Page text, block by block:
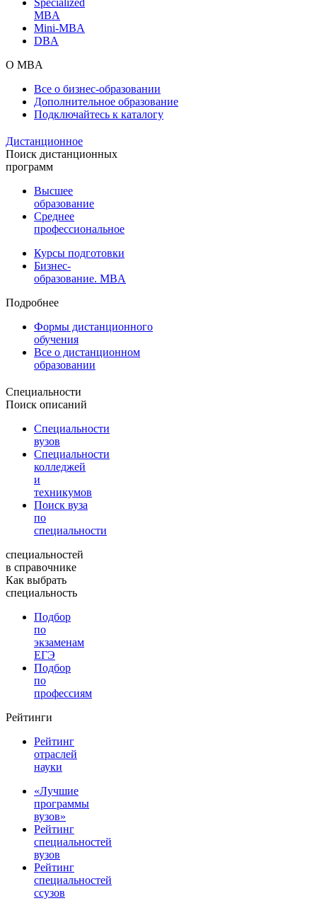
MBA
Mini-MBA
DBA
О MBA
Все о бизнес-образовании
Дополнительное образование
Подключайтесь к каталогу
Дистанционное
Поиск дистанционных
программ
Высшее
образование
Среднее
профессиональное
Курсы подготовки
Бизнес-
образование. MBA
Подробнее
Формы дистанционного
обучения
Все о дистанционном
образовании
Специальности
Поиск описаний
Специальности
вузов
Специальности
колледжей
и
техникумов
Поиск вуза
по
специальности
специальностей
в справочнике
Как выбрать
специальность
Подбор
по
экзаменам
ЕГЭ
Подбор
по
профессиям
Рейтинги
Рейтинг
отраслей
науки
«Лучшие
программы
вузов»
Рейтинг
специальностей
вузов
Рейтинг
специальностей
ссузов